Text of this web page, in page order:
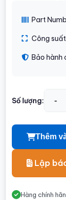
Part
Công
Bảo hành
Số lượng: -
Thêm
Lập
Hàng chính